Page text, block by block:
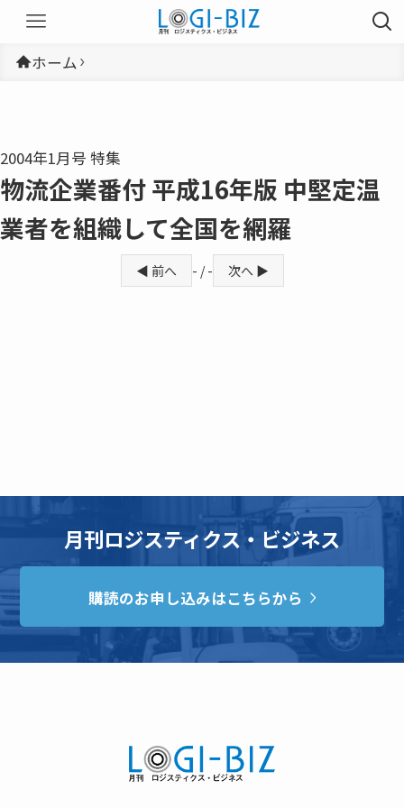
ホーム
2004年1月号 特集
物流企業番付 平成16年版 中堅定温
業者を組織して全国を網羅
◀ 前へ - / - 次へ ▶
月刊ロジスティクス・ビジネス
購読のお申し込みはこちらから